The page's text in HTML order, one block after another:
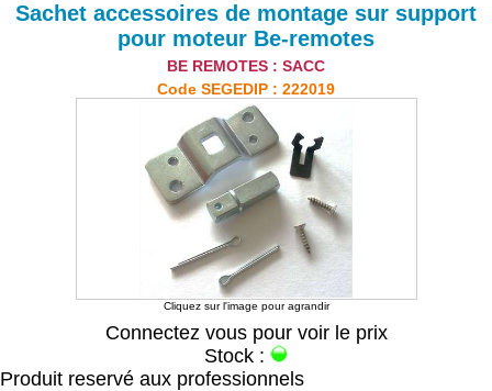
Sachet accessoires de montage sur support
pour moteur Be-remotes
BE REMOTES : SACC
Code SEGEDIP : 222019
Cliquez sur l'image pour agrandir
Connectez vous pour voir le prix
Stock :
Produit reservé aux professionnels